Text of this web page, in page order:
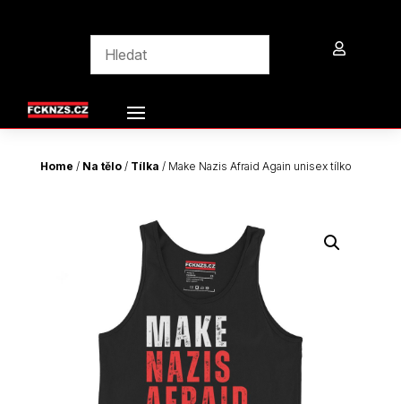

Home / Na tělo/ Tílka / Make Nazis Afraid Again unisex tílko